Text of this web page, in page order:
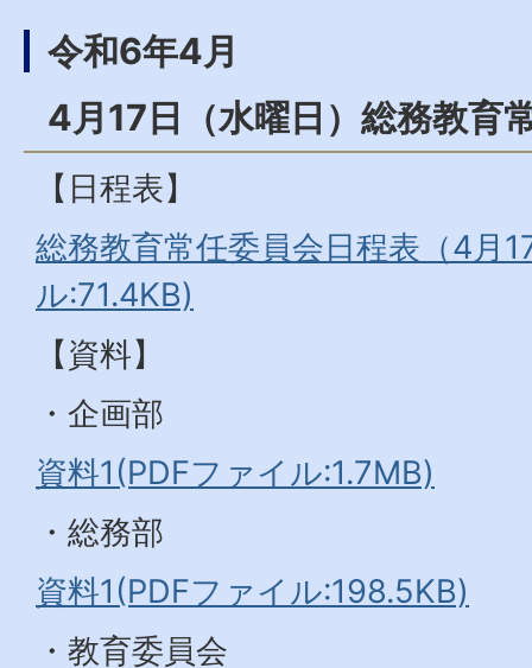
令和6年4月
4月17日（水曜日）総務教育
【日程表】
総務教育常任委員会日程表（4月
ル:71.4KB)
【資料】
・企画部
資料1(PDFファイル:1.7MB)
・総務部
資料1(PDFファイル:198.5KB)
・教育委員会